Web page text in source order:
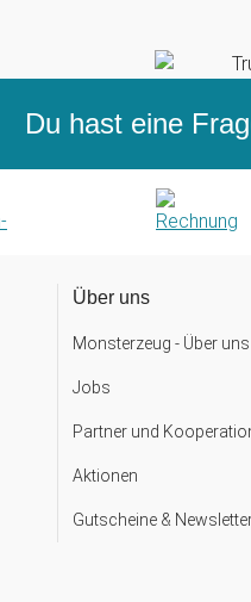
Du hast eine
Über uns
Monsterzeug - Über uns
Jobs
Partner und
Aktionen
Gutscheine &